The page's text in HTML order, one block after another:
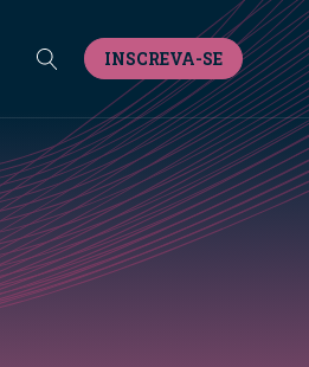
INSCREVA-SE